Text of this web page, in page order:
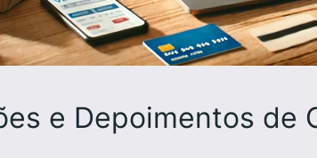
e Depoimentos de